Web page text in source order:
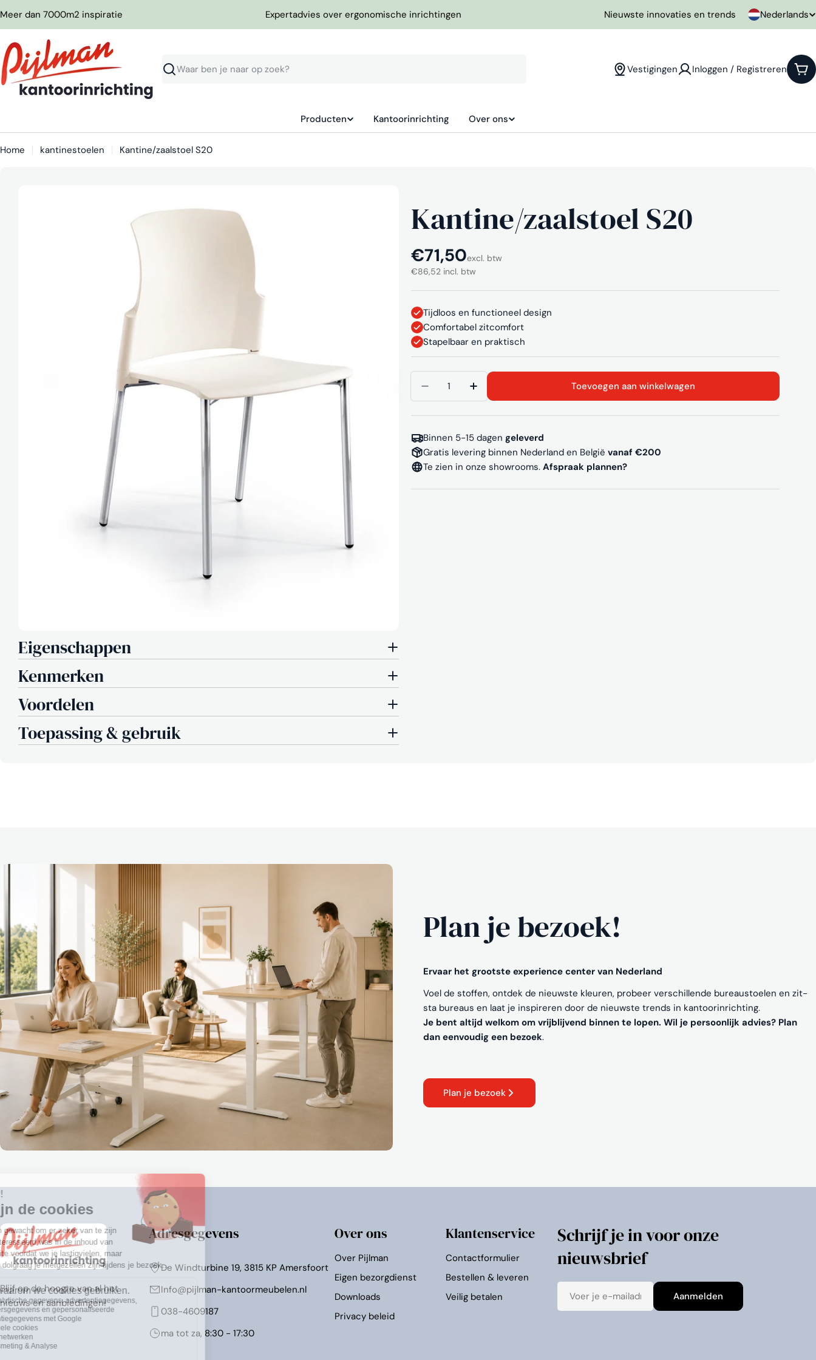
naar
Meer dan 7000m2 inspiratie Expertadvies over ergonomische inrichtingen Nieuwste innovaties en trends
T
a
Nederlands
Zoeken
Vestigingen Inloggen / Registreren
Producten Kantoorinrichting Over ons
Home kantinestoelen Kantine/zaalstoel S20
Media 0 openen in pop-up
Eigenschappen
Kenmerken
Voordelen
Toepassing & gebruik
Kantine/zaalstoel S20
Normale
prijs
€71,50excl. btw
€86,52 incl. btw
Tijdloos en functioneel design
Comfortabel zitcomfort
Stapelbaar en praktisch
Aantal verlagen voor Kantine/zaalstoel S20
Aantal verhogen voor Kantine/zaalstoel S20
Toevoegen aan winkelwagen
Binnen 5-15 dagen geleverd
Gratis levering binnen Nederland en België vanaf €200
Te zien in onze showrooms. Afspraak plannen?
Plan je bezoek!
Ervaar het grootste experience center van Nederland
Voel de stoffen, ontdek de nieuwste kleuren, probeer verschillende bureaustoelen en zit-
sta bureaus en laat je inspireren door de nieuwste trends in kantoorinrichting.
Je bent altijd welkom om vrijblijvend binnen te lopen. Wil je persoonlijk advies? Plan
dan eenvoudig een bezoek.
Plan je bezoek
Blijf op de hoogte van al het
nieuws en aanbiedingen!
Adresgegevens
De Windturbine 19, 3815 KP Amersfoort
Info@pijlman-kantoormeubelen.nl
038-4609187
ma tot za, 8:30 - 17:30
Over ons
Over Pijlman
Eigen bezorgdienst
Downloads
Privacy beleid
Klantenservice
Contactformulier
Bestellen & leveren
Veilig betalen
Schrijf je in voor onze
nieuwsbrief
mail
Aanmelden